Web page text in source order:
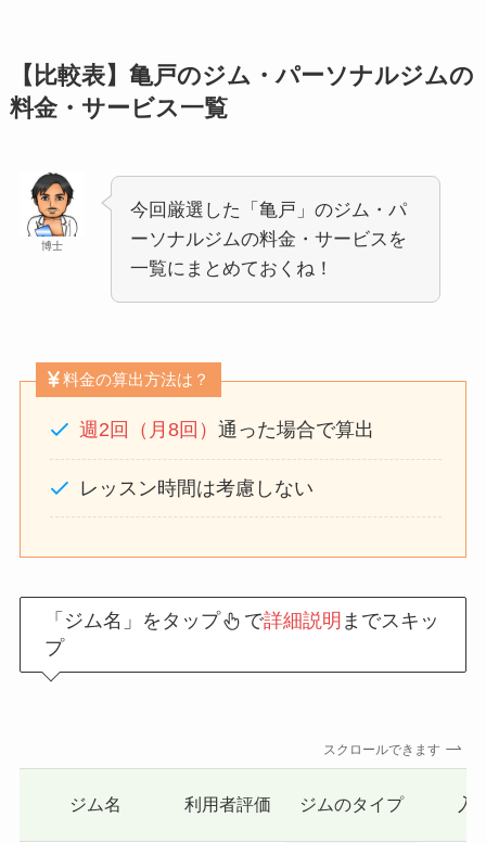
【比較表】亀戸のジム・パーソナルジムの
料金・サービス一覧
博士
今回厳選した「亀戸」のジム・パ
ーソナルジムの料金・サービスを
一覧にまとめておくね！
料金の算出方法は？
週2回（月8回） 通った場合で算出
レッスン時間は考慮しない
「ジム名」をタップ で詳細説明 までスキッ
プ
スクロールできます
ジム名 利用者評価 ジムのタイプ 入